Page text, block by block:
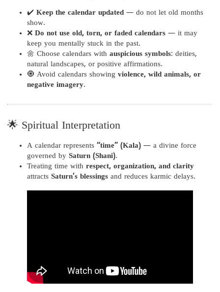
✔️ Keep the calendar updated — do not let old months
show.
❌ Do not use old, torn, or faded calendars — it may
keep you mentally stuck in the past.
🌼 Choose calendars with auspicious symbols: deities,
natural landscapes, or positive affirmations.
🧿 Avoid calendars showing violence, wild animals, or
negative imagery.
🌟 Spiritual Interpretation
A calendar represents “time” (Kala) — a divine force
governed by Saturn (Shani).
Treating time with respect, organization, and clarity
attracts Saturn’s blessings and reduces karmic delays.